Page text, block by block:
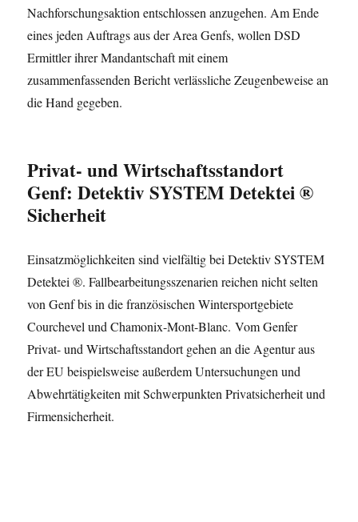
Nachforschungsaktion entschlossen anzugehen. Am Ende
eines jeden Auftrags aus der Area Genfs, wollen DSD
Ermittler ihrer Mandantschaft mit einem
zusammenfassenden Bericht verlässliche Zeugenbeweise an
die Hand gegeben.
Privat- und Wirtschaftsstandort
Genf: Detektiv SYSTEM Detektei ®
Sicherheit
Einsatzmöglichkeiten sind vielfältig bei Detektiv SYSTEM
Detektei ®. Fallbearbeitungsszenarien reichen nicht selten
von Genf bis in die französischen Wintersportgebiete
Courchevel und Chamonix-Mont-Blanc. Vom Genfer
Privat- und Wirtschaftsstandort gehen an die Agentur aus
der EU beispielsweise außerdem Untersuchungen und
Abwehrtätigkeiten mit Schwerpunkten Privatsicherheit und
Firmensicherheit.